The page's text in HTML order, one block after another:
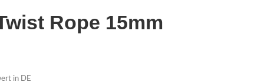
Rope 15mm
in DE